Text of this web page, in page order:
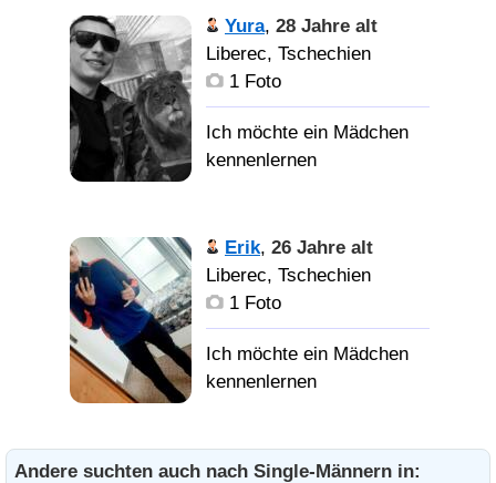
Yura, 28 Jahre alt
Liberec, Tschechien
1 Foto
Erik, 26 Jahre alt
Liberec, Tschechien
1 Foto
Andere suchten auch nach Single-Männern in: